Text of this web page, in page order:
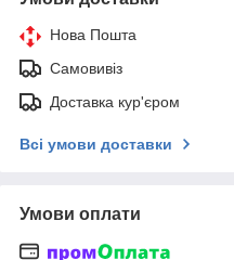
Нова Пошта
Самовивіз
Доставка кур'єром
Всі умови доставки
Умови оплати